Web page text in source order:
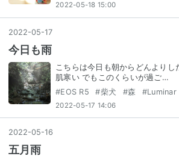
2022-05-18 15:00
2022-05-17
今日も雨
こちらは今日も朝からどんよりし
肌寒い でもこのくらいが過ご…
#EOS R5 #柴犬 #森 #Luminar
2022-05-17 14:06
2022-05-16
五月雨